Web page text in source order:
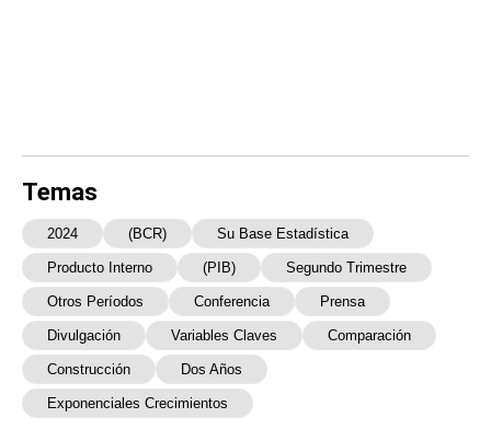
Temas
2024 (BCR) Su Base Estadística
Producto Interno (PIB) Segundo Trimestre
Otros Períodos Conferencia Prensa
Divulgación Variables Claves Comparación
Construcción Dos Años
Exponenciales Crecimientos